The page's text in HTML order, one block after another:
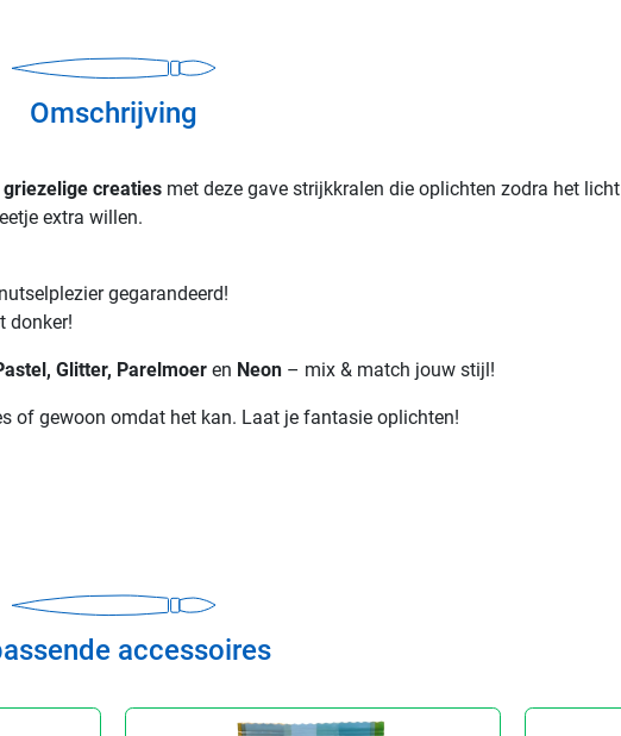
Omschrijving
griezelige creatiesmet deze gave strijkkralen die oplichten zodra het licht
extra willen.
gegarandeerd!
donker!
Glitter, Parelmoeren Neon– mix & match jouw stijl!
of gewoon omdat het kan. Laat je fantasie oplichten!
accessoires